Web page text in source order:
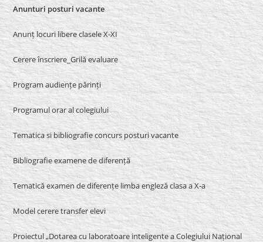
Anunturi posturi vacante
Anunț locuri libere clasele X-XI
Cerere înscriere_Grilă evaluare
Program audiențe părinți
Programul orar al colegiului
Tematica si bibliografie concurs posturi vacante
Bibliografie examene de diferență
Tematică examen de diferențe limba engleză clasa a X-a
Model cerere transfer elevi
Proiectul „Dotarea cu laboratoare inteligente a Colegiului Național